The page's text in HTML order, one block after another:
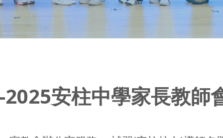
安柱中學家長教師